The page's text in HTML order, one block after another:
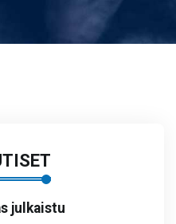
julkaistu